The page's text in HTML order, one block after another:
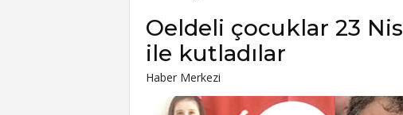
Oeldeli çocuklar 23
ile kutladılar
Haber Merkezi